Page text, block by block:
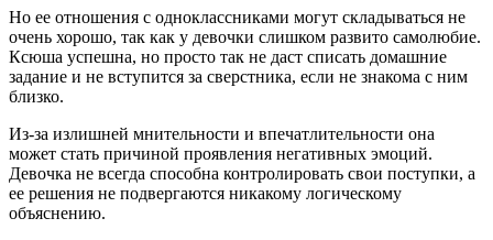
Но ее отношения с одноклассниками могут складываться не
очень хорошо, так как у девочки слишком развито самолюбие.
Ксюша успешна, но просто так не даст списать домашние
задание и не вступится за сверстника, если не знакома с ним
близко.
Из-за излишней мнительности и впечатлительности она
может стать причиной проявления негативных эмоций.
Девочка не всегда способна контролировать свои поступки, а
ее решения не подвергаются никакому логическому
объяснению.